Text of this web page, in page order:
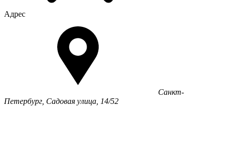
Адрес
Санкт-
Петербург, Садовая улица, 14/52